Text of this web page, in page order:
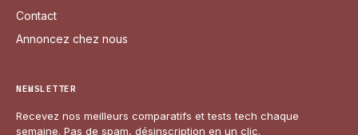
Contact
Annoncez chez nous
NEWSLETTER
Recevez nos meilleurs comparatifs et tests tech chaque
semaine. Pas de spam, désinscription en un clic.